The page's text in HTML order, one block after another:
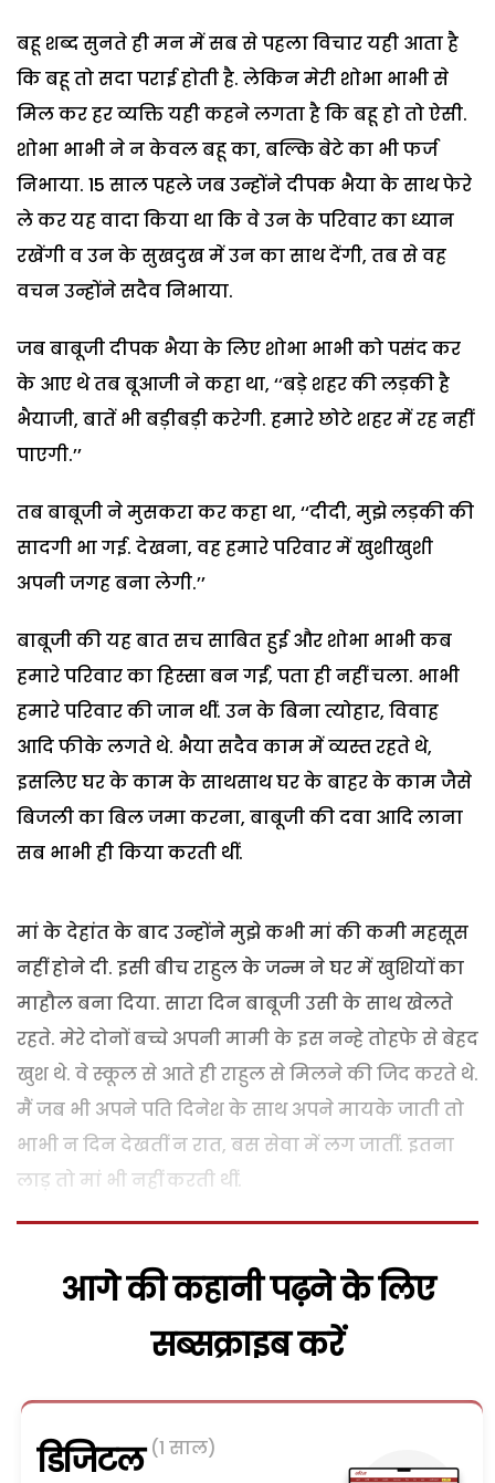
बहू शब्द सुनते ही मन में सब से पहला विचार यही आता है
कि बहू तो सदा पराई होती है. लेकिन मेरी शोभा भाभी से
मिल कर हर व्यक्ति यही कहने लगता है कि बहू हो तो ऐसी.
शोभा भाभी ने न केवल बहू का, बल्कि बेटे का भी फर्ज
निभाया. 15 साल पहले जब उन्होंने दीपक भैया के साथ फेरे
ले कर यह वादा किया था कि वे उन के परिवार का ध्यान
रखेंगी व उन के सुखदुख में उन का साथ देंगी, तब से वह
वचन उन्होंने सदैव निभाया.
जब बाबूजी दीपक भैया के लिए शोभा भाभी को पसंद कर
के आए थे तब बूआजी ने कहा था, ‘‘बड़े शहर की लड़की है
भैयाजी, बातें भी बड़ीबड़ी करेगी. हमारे छोटे शहर में रह नहीं
पाएगी.’’
तब बाबूजी ने मुसकरा कर कहा था, ‘‘दीदी, मुझे लड़की की
सादगी भा गई. देखना, वह हमारे परिवार में खुशीखुशी
अपनी जगह बना लेगी.’’
बाबूजी की यह बात सच साबित हुई और शोभा भाभी कब
हमारे परिवार का हिस्सा बन गईं, पता ही नहीं चला. भाभी
हमारे परिवार की जान थीं. उन के बिना त्योहार, विवाह
आदि फीके लगते थे. भैया सदैव काम में व्यस्त रहते थे,
इसलिए घर के काम के साथसाथ घर के बाहर के काम जैसे
बिजली का बिल जमा करना, बाबूजी की दवा आदि लाना
सब भाभी ही किया करती थीं.
मां के देहांत के बाद उन्होंने मुझे कभी मां की कमी महसूस
नहीं होने दी. इसी बीच राहुल के जन्म ने घर में खुशियों का
माहौल बना दिया. सारा दिन बाबूजी उसी के साथ खेलते
रहते. मेरे दोनों बच्चे अपनी मामी के इस नन्हे तोहफे से बेहद
खुश थे. वे स्कूल से आते ही राहुल से मिलने की जिद करते थे.
मैं जब भी अपने पति दिनेश के साथ अपने मायके जाती तो
भाभी न दिन देखतीं न रात, बस सेवा में लग जातीं. इतना
लाड़ तो मां भी नहीं करती थीं.
आगे की कहानी पढ़ने के लिए
सब्सक्राइब करें
डिजिटल (1 साल)